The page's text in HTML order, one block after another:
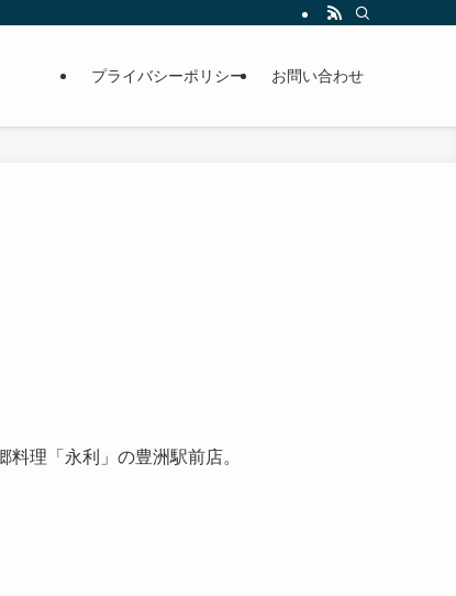
プライバシーポリシー お問い合わせ
理「永利」の豊洲駅前店。